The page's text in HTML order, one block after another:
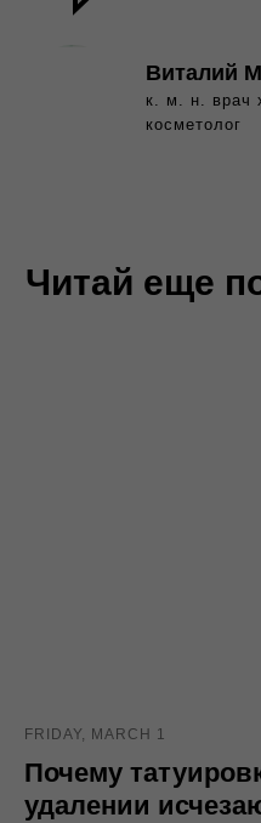
Виталий
к. м. н. врач
косметолог
Читай еще
FRIDAY, MARCH 1
Почему
удалении